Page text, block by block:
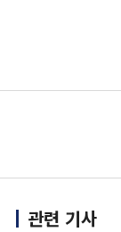
관련 기사